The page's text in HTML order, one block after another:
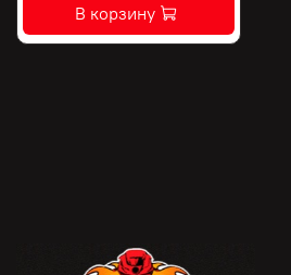
В корзину